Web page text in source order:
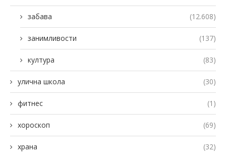
забава (12.608)
занимливости (137)
култура (83)
улична школа (30)
фитнес (1)
хороскоп (69)
храна (32)